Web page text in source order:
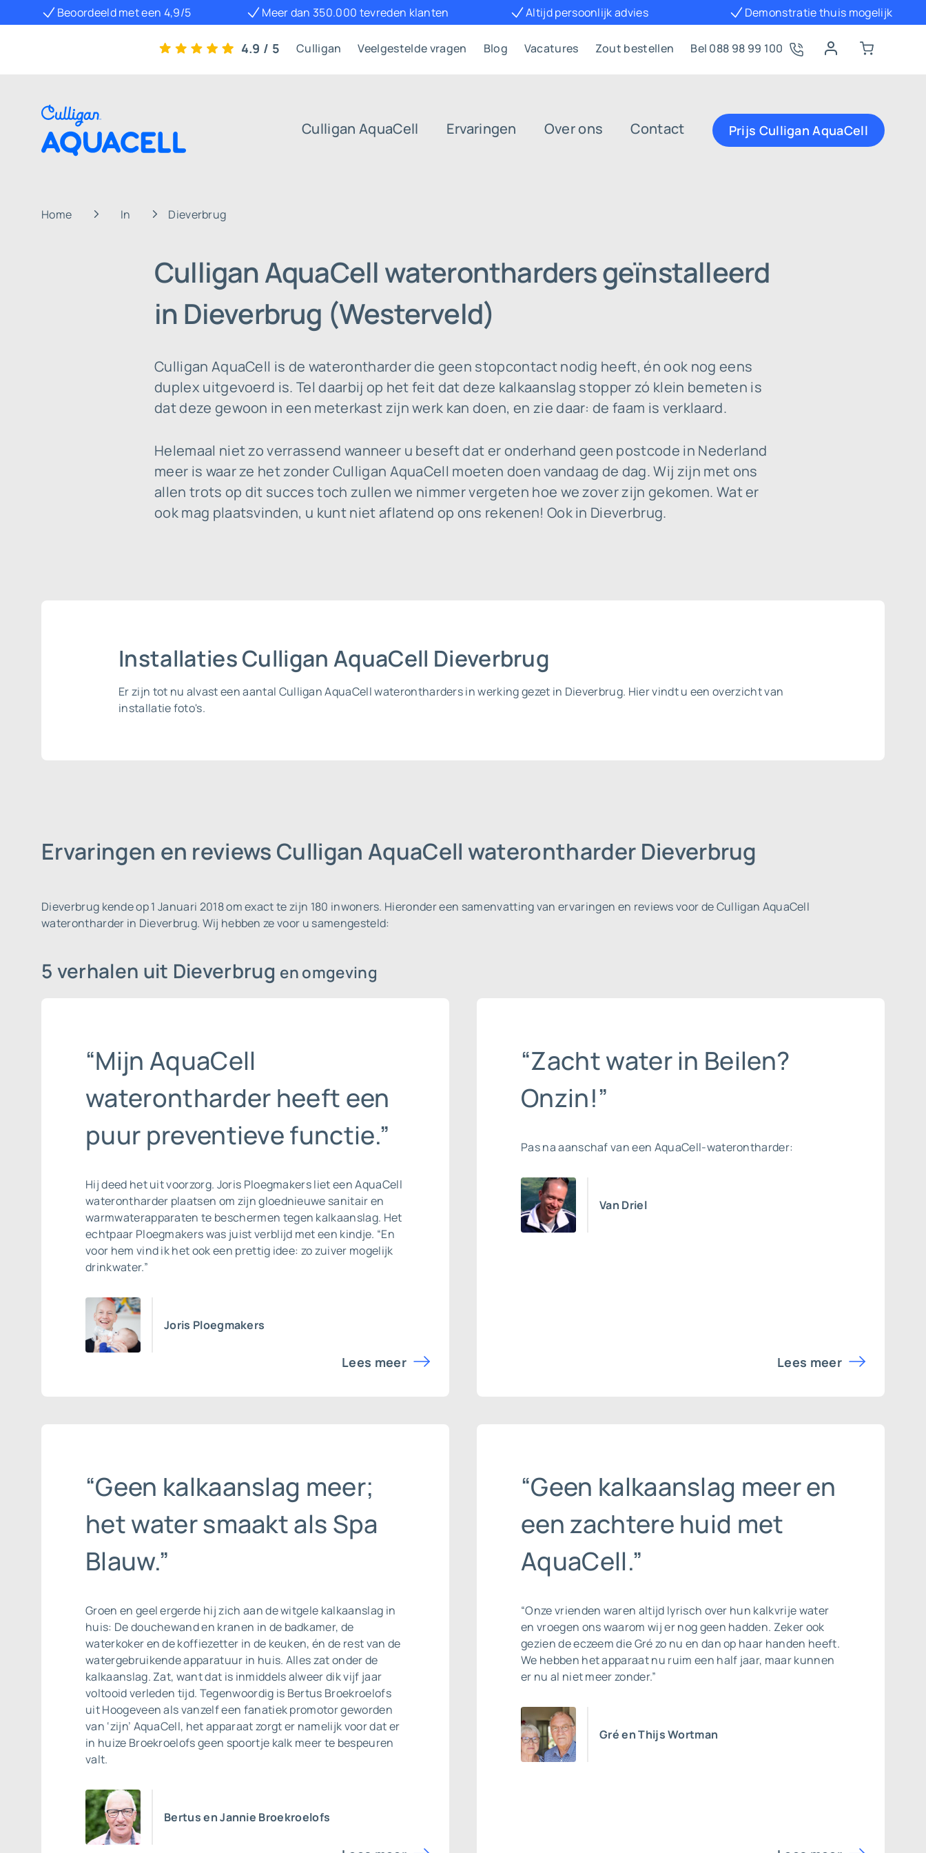
Beoordeeld met een 4,9/5 Meer dan 350.000 tevreden klanten Altijd persoonlijk advies Demonstratie thuis mogelijk
4.9 / 5 Culligan Veelgestelde vragen Blog Vacatures Zout bestellen Bel 088 98 99 100
Culligan AquaCell Ervaringen Over ons Contact Prijs Culligan AquaCell
Home In Dieverbrug
Culligan AquaCell waterontharders geïnstalleerd
in Dieverbrug (Westerveld)
Culligan AquaCell is de waterontharder die geen stopcontact nodig heeft, én ook nog eens
duplex uitgevoerd is. Tel daarbij op het feit dat deze kalkaanslag stopper zó klein bemeten is
dat deze gewoon in een meterkast zijn werk kan doen, en zie daar: de faam is verklaard.
Helemaal niet zo verrassend wanneer u beseft dat er onderhand geen postcode in Nederland
meer is waar ze het zonder Culligan AquaCell moeten doen vandaag de dag. Wij zijn met ons
allen trots op dit succes toch zullen we nimmer vergeten hoe we zover zijn gekomen. Wat er
ook mag plaatsvinden, u kunt niet aflatend op ons rekenen! Ook in Dieverbrug.
Installaties Culligan AquaCell Dieverbrug
Er zijn tot nu alvast een aantal Culligan AquaCell waterontharders in werking gezet in Dieverbrug. Hier vindt u een overzicht van
installatie foto's.
Ervaringen en reviews Culligan AquaCell waterontharder Dieverbrug
Dieverbrug kende op 1 Januari 2018 om exact te zijn 180 inwoners. Hieronder een samenvatting van ervaringen en reviews voor de Culligan AquaCell
waterontharder in Dieverbrug. Wij hebben ze voor u samengesteld:
5 verhalen uit Dieverbrug en omgeving
“Mijn AquaCell
waterontharder heeft een
puur preventieve functie.”
Hij deed het uit voorzorg. Joris Ploegmakers liet een AquaCell
waterontharder plaatsen om zijn gloednieuwe sanitair en
warmwaterapparaten te beschermen tegen kalkaanslag. Het
echtpaar Ploegmakers was juist verblijd met een kindje. “En
voor hem vind ik het ook een prettig idee: zo zuiver mogelijk
drinkwater.”
Joris Ploegmakers
Lees meer
“Zacht water in Beilen?
Onzin!”
Pas na aanschaf van een AquaCell-waterontharder:
Van Driel
Lees meer
“Geen kalkaanslag meer;
het water smaakt als Spa
Blauw.”
Groen en geel ergerde hij zich aan de witgele kalkaanslag in
huis: De douchewand en kranen in de badkamer, de
waterkoker en de koffiezetter in de keuken, én de rest van de
watergebruikende apparatuur in huis. Alles zat onder de
kalkaanslag. Zat, want dat is inmiddels alweer dik vijf jaar
voltooid verleden tijd. Tegenwoordig is Bertus Broekroelofs
uit Hoogeveen als vanzelf een fanatiek promotor geworden
van ‘zijn’ AquaCell, het apparaat zorgt er namelijk voor dat er
in huize Broekroelofs geen spoortje kalk meer te bespeuren
valt.
Bertus en Jannie Broekroelofs
“Geen kalkaanslag meer en
een zachtere huid met
AquaCell.”
“Onze vrienden waren altijd lyrisch over hun kalkvrije water
en vroegen ons waarom wij er nog geen hadden. Zeker ook
gezien de eczeem die Gré zo nu en dan op haar handen heeft.
We hebben het apparaat nu ruim een half jaar, maar kunnen
er nu al niet meer zonder.”
Gré en Thijs Wortman